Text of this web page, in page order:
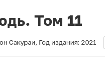
Том 11
Сакураи, Год издания: 2021